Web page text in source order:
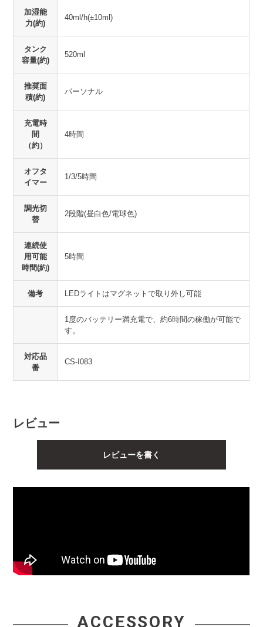
加湿能
力(約)
40ml/h(±10ml)
タンク
容量(約)
520ml
推奨面
積(約)
パーソナル
充電時
間
（約）
4時間
オフタ
イマー
1/3/5時間
調光切
替
2段階(昼白色/電球色)
連続使
用可能
時間(約)
5時間
備考 LEDライトはマグネットで取り外し可能
1度のバッテリー満充電で、約6時間の稼働が可能で
す。
対応品
番
CS-I083
レビュー
レビューを書く
ACCESSORY